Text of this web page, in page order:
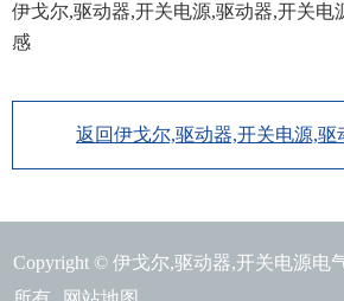
伊戈尔,驱动器,开关电源,驱动器,开关电
感
返回伊戈尔,驱动器,开关电源,驱
Copyright © 伊戈尔,驱动器,开关电源电